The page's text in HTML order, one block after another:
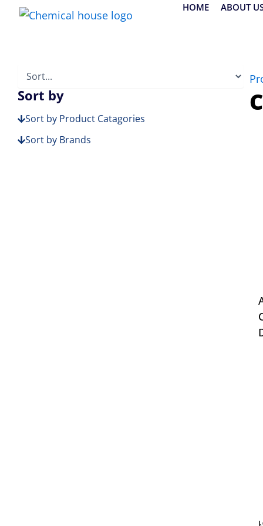
Skip
HOME ABOUT
Sort by
Sort by Product Catagories
Sort by Brands